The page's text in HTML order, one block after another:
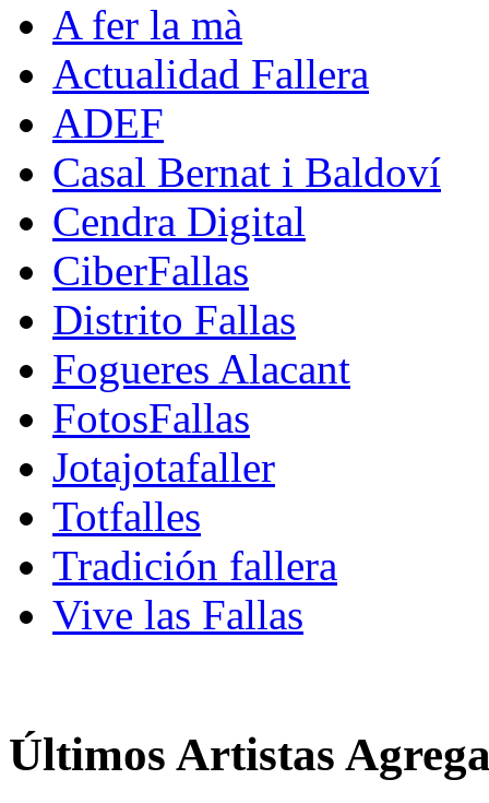
A fer la mà
Actualidad Fallera
ADEF
Casal Bernat i Baldoví
Cendra Digital
CiberFallas
Distrito Fallas
Fogueres Alacant
FotosFallas
Jotajotafaller
Totfalles
Tradición fallera
Vive las Fallas
Últimos Artistas